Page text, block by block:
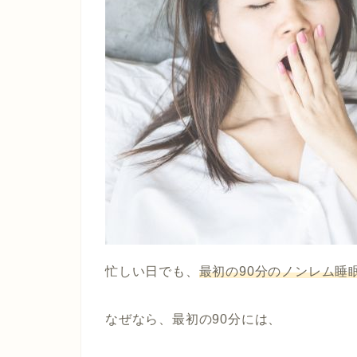
忙しい日でも、 最初の90分のノンレム睡
なぜなら、最初の90分には、